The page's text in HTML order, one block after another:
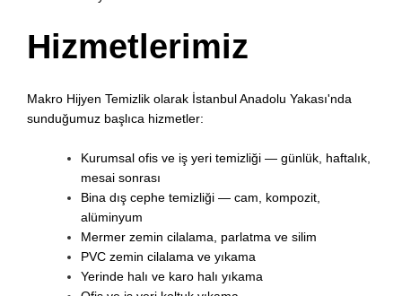
Hizmetlerimiz
Makro Hijyen Temizlik olarak İstanbul Anadolu Yakası'nda
sunduğumuz başlıca hizmetler:
Kurumsal ofis ve iş yeri temizliği — günlük, haftalık,
mesai sonrası
Bina dış cephe temizliği — cam, kompozit,
alüminyum
Mermer zemin cilalama, parlatma ve silim
PVC zemin cilalama ve yıkama
Yerinde halı ve karo halı yıkama